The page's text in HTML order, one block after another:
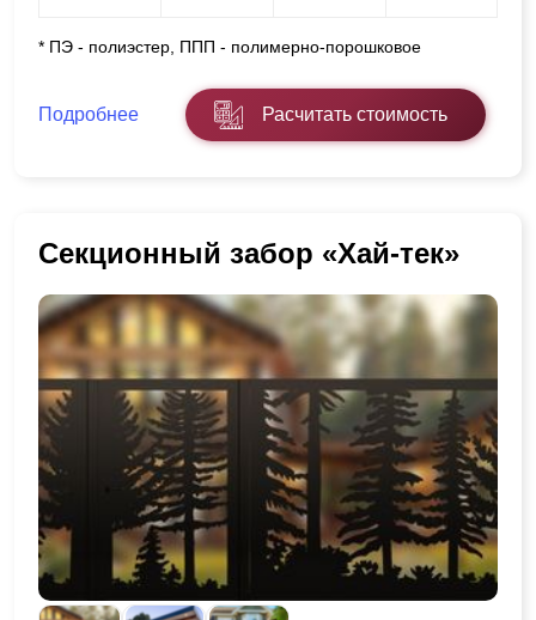
* ПЭ - полиэстер, ППП - полимерно-порошковое
Подробнее Расчитать стоимость
Секционный забор «Хай-тек»